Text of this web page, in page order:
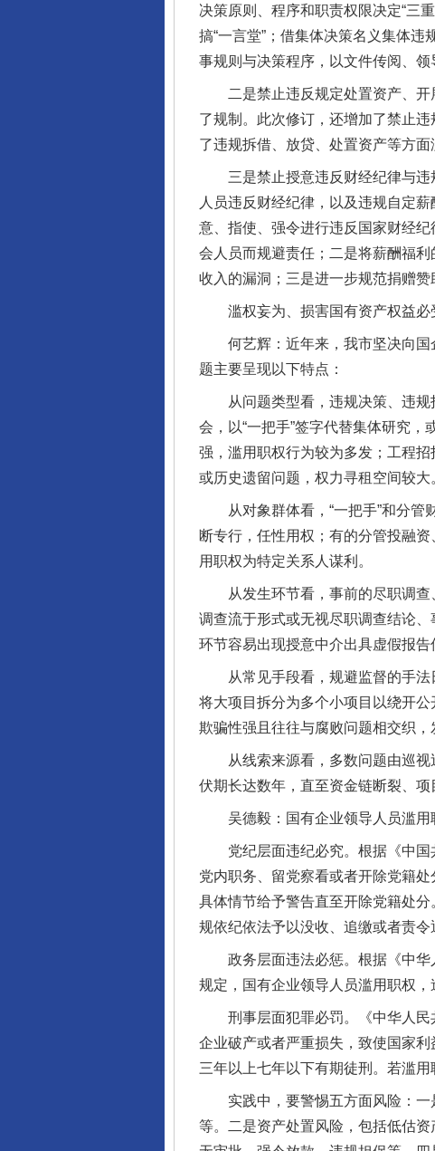
决策原则、程序和职责权限决定“三
搞“一言堂”；借集体决策名义集体
事规则与决策程序，以文件传阅、领
二是禁止违反规定处置资产、开
了规制。此次修订，还增加了禁止
了违规拆借、放贷、处置资产等方
三是禁止授意违反财经纪律与违
人员违反财经纪律，以及违规自定
意、指使、强令进行违反国家财经纪
会人员而规避责任；二是将薪酬福利
收入的漏洞；三是进一步规范捐赠赞
滥权妄为、损害国有资产权益必
何艺辉：近年来，我市坚决向国企
题主要呈现以下特点：
从问题类型看，违规决策、违规
会，以“一把手”签字代替集体研究
强，滥用职权行为较为多发；工程
或历史遗留问题，权力寻租空间较大
从对象群体看，“一把手”和分管财
断专行，任性用权；有的分管投融
用职权为特定关系人谋利。
从发生环节看，事前的尽职调查
调查流于形式或无视尽职调查结论
环节容易出现授意中介出具虚假报告
从常见手段看，规避监督的手法日
将大项目拆分为多个小项目以绕开公
欺骗性强且往往与腐败问题相交织，
从线索来源看，多数问题由巡视
伏期长达数年，直至资金链断裂、
吴德毅：国有企业领导人员滥用
党纪层面违纪必究。根据《中国
党内职务、留党察看或者开除党籍
具体情节给予警告直至开除党籍处
规依纪依法予以没收、追缴或者责
政务层面违法必惩。根据《中华
规定，国有企业领导人员滥用职权
刑事层面犯罪必罚。《中华人民
企业破产或者严重损失，致使国家
三年以上七年以下有期徒刑。若滥
实践中，要警惕五方面风险：一
等。二是资产处置风险，包括低估